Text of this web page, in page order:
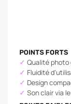
POINTS FORTS
Qualité photo
Fluidité
Design
Son clair via